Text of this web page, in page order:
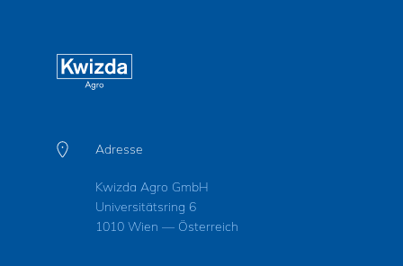
Adresse
Kwizda Agro GmbH
Universitätsring 6
1010 Wien — Österreich